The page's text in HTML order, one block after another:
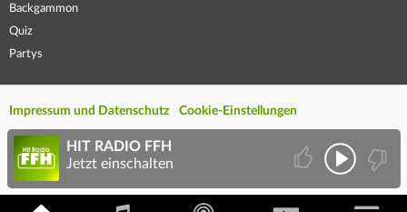
Backgammon
Quiz
Partys
Impressum und Datenschutz Cookie-Einstellungen
HIT RADIO FFH
Jetzt einschalten